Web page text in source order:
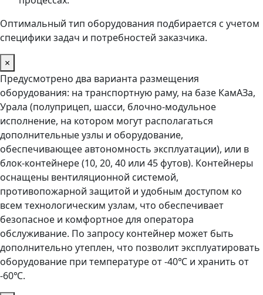
Оптимальный тип оборудования подбирается с учетом
специфики задач и потребностей заказчика.
×
Предусмотрено два варианта размещения
оборудования: на транспортную раму, на базе КамАЗа,
Урала (полуприцеп, шасси, блочно-модульное
исполнение, на котором могут располагаться
дополнительные узлы и оборудование,
обеспечивающее автономность эксплуатации), или в
блок-контейнере (10, 20, 40 или 45 футов). Контейнеры
оснащены вентиляционной системой,
противопожарной защитой и удобным доступом ко
всем технологическим узлам, что обеспечивает
безопасное и комфортное для оператора
обслуживание. По запросу контейнер может быть
дополнительно утеплен, что позволит эксплуатировать
оборудование при температуре от -40℃ и хранить от
-60℃.